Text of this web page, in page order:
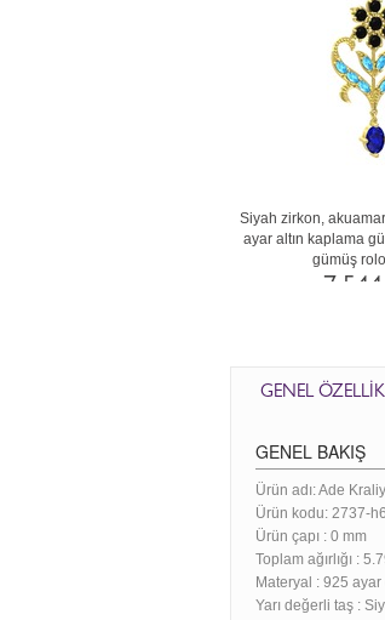
Lab safir, siyah zirkon ve rodolit garnet 925
ayar altın kaplama gümüş kolye (40 cm
GENEL
GENEL BAKIŞ
Ürün adı: Ade
Ürün kodu: 2737-
Ürün çapı : 0 mm
Toplam ağırlığı :
Materyal : 925
Yarı değerli taş :